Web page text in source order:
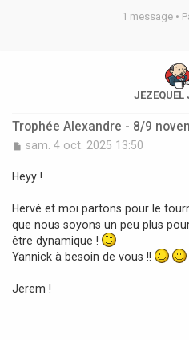
1 message •
Trophée Alexandre - 8/9
M
s
s
g
e
sam. 4 oct. 2025 13:50
Heyy !
Hervé et moi partons pour le
que nous soyons un peu plus
être dynamique !
Yannick à besoin de vous !!
Jerem !